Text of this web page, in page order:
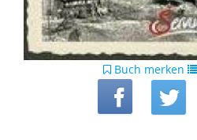
Buch merken